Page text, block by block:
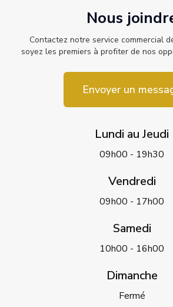
Nous
Contactez notre service commercial
soyez les premiers à profiter de nos
Envoyer un
Lundi au Jeudi
09h00 - 19h30
Vendredi
09h00 - 17h00
Samedi
10h00 - 16h00
Dimanche
Fermé